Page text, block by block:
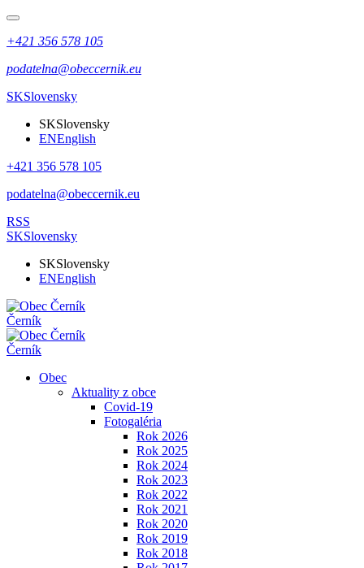
+421 356 578 105
podatelna@obeccernik.eu
SKSlovensky
SKSlovensky
ENEnglish
+421 356 578 105
podatelna@obeccernik.eu
RSS
SKSlovensky
SKSlovensky
ENEnglish
Černík
Černík
Obec
Aktuality z obce
Covid-19
Fotogaléria
Rok 2026
Rok 2025
Rok 2024
Rok 2023
Rok 2022
Rok 2021
Rok 2020
Rok 2019
Rok 2018